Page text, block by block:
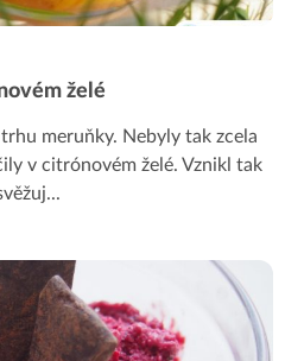
želé
meruňky. Nebyly tak zcela
v citrónovém želé. Vznikl tak
...